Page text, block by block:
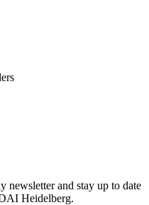
newsletter and stay up to date
Heidelberg.